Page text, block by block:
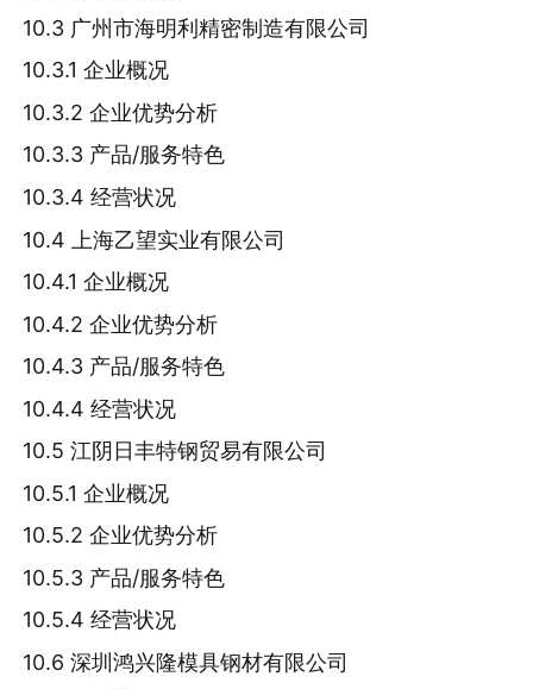
10.3 广州市海明利精密制造有限公司
10.3.1 企业概况
10.3.2 企业优势分析
10.3.3 产品/服务特色
10.3.4 经营状况
10.4 上海乙望实业有限公司
10.4.1 企业概况
10.4.2 企业优势分析
10.4.3 产品/服务特色
10.4.4 经营状况
10.5 江阴日丰特钢贸易有限公司
10.5.1 企业概况
10.5.2 企业优势分析
10.5.3 产品/服务特色
10.5.4 经营状况
10.6 深圳鸿兴隆模具钢材有限公司